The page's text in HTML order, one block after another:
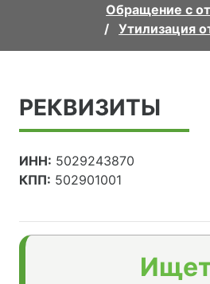
Обращение с
Утилизация
РЕКВИЗИТЫ
ИНН: 5029243870
КПП: 502901001